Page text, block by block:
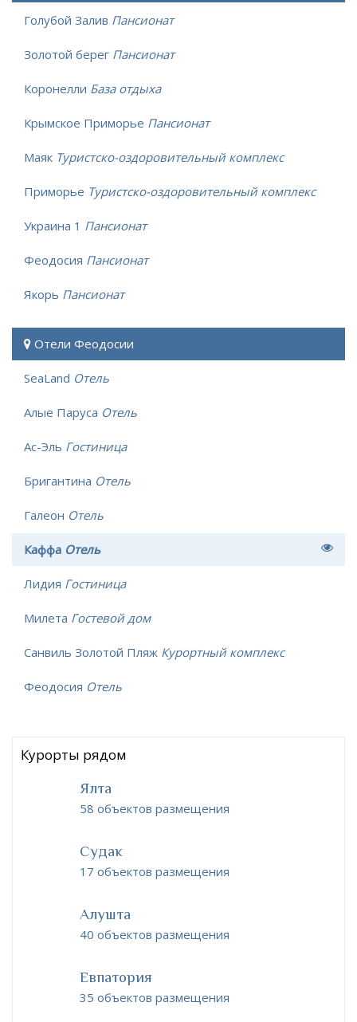
Голубой Залив Пансионат
Золотой берег Пансионат
Коронелли База отдыха
Крымское Приморье Пансионат
Маяк Туристско-оздоровительный комплекс
Приморье Туристско-оздоровительный комплекс
Украина 1 Пансионат
Феодосия Пансионат
Якорь Пансионат
Отели Феодосии
SeaLand Отель
Алые Паруса Отель
Ас-Эль Гостиница
Бригантина Отель
Галеон Отель
Каффа Отель
Лидия Гостиница
Милета Гостевой дом
Санвиль Золотой Пляж Курортный комплекс
Феодосия Отель
Курорты рядом
Ялта
58 объектов размещения
Судак
17 объектов размещения
Алушта
40 объектов размещения
Евпатория
35 объектов размещения